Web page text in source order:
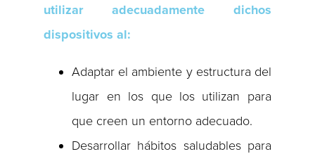
utilizar adecuadamente dichos
dispositivos al:
Adaptar el ambiente y estructura del
lugar en los que los utilizan para
que creen un entorno adecuado.
Desarrollar hábitos saludables para